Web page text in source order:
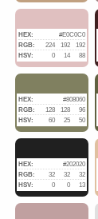
HEX:
#E0C0C0
RGB:
224 192
192
HSV:
0 14 88
HEX:
#808060
RGB:
128 128
96
HSV:
60 25 50
HEX:
#202020
RGB:
32 32
32
HSV:
0 0 13